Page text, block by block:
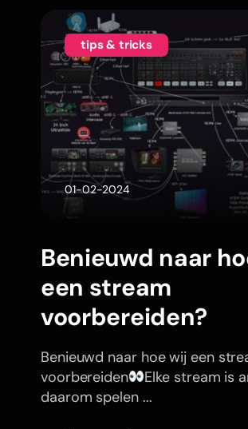
tips & tricks
01-02-2024
Benieuwd naar
een stream
voorbereiden?
Benieuwd naar hoe wij een
voorbereiden
Elke stream is
daarom spelen ...